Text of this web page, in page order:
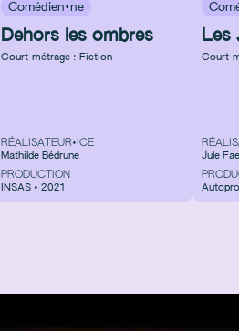
Comédien·ne
Dehors les ombres
Court-métrage : Fiction
RÉALISATEUR•ICE
Mathilde Bédrune
PRODUCTION
INSAS • 2021
Les
Court-
Jule